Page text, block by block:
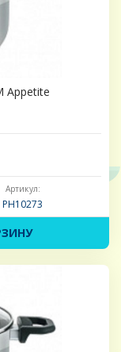
Appetite
Артикул:
PH10273